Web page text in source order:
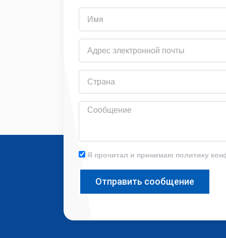
электронной
почты
Сообщение
Я прочитал и принимаю политику
Отправить сообщение